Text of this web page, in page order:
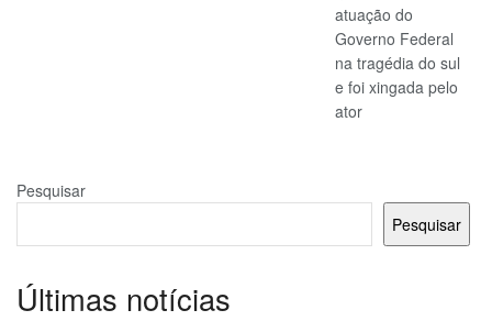
atuação do
Governo Federal
na tragédia do sul
e foi xingada pelo
ator
Pesquisar
Pesquisar
Últimas notícias